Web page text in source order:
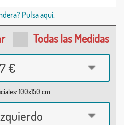
Pulsa aquí.
Todas las Medidas
€
100x150 cm